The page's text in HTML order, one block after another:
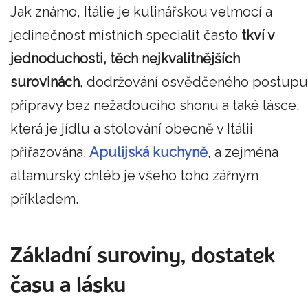
Jak známo, Itálie je kulinářskou velmocí a
jedinečnost místních specialit často tkví v
jednoduchosti, těch nejkvalitnějších
surovinách, dodržování osvědčeného postupu
přípravy bez nežádoucího shonu a také lásce,
která je jídlu a stolování obecně v Itálii
přiřazována. Apulijská kuchyně, a zejména
altamurský chléb je všeho toho zářným
příkladem.
Základní suroviny, dostatek
času a lásku